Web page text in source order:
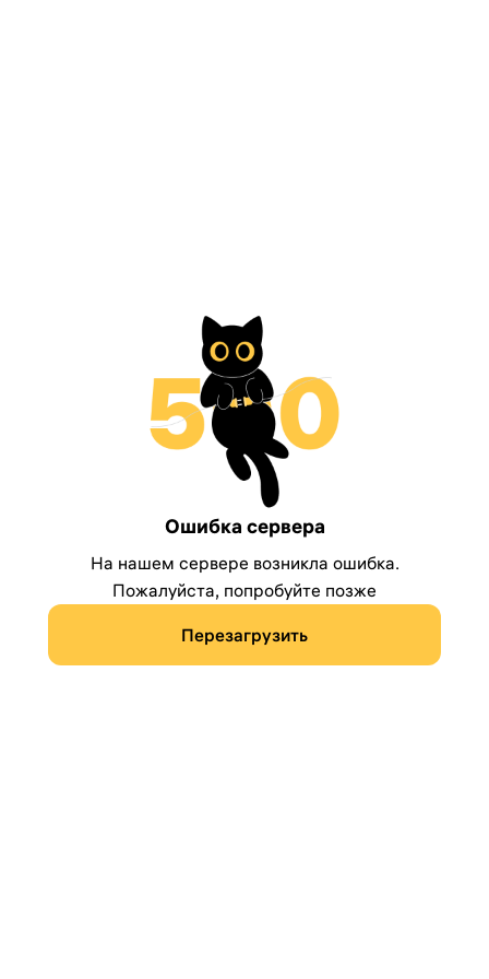
Ошибка сервера
На нашем сервере возникла ошибка.
Пожалуйста, попробуйте позже
Перезагрузить